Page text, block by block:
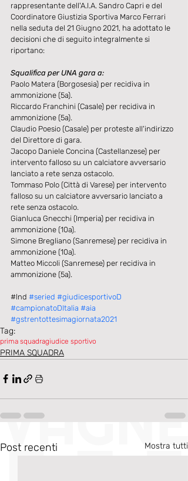
rappresentante dell'A.I.A. Sandro Capri e del
Coordinatore Giustizia Sportiva Marco Ferrari
nella seduta del 21 Giugno 2021, ha adottato le
decisioni che di seguito integralmente si
riportano:​​​​​​
Squalifica per UNA gara a:
Paolo Matera (Borgosesia) per recidiva in
ammonizione (5a).
Riccardo Franchini (Casale) per recidiva in
ammonizione (5a).
Claudio Poesio (Casale) per proteste all'indirizzo
del Direttore di gara.
Jacopo Daniele Concina (Castellanzese) per
intervento falloso su un calciatore avversario
lanciato a rete senza ostacolo.
Tommaso Polo (Città di Varese) per intervento
falloso su un calciatore avversario lanciato a
rete senza ostacolo.
Gianluca Gnecchi (Imperia) per recidiva in
ammonizione (10a).
Simone Bregliano (Sanremese) per recidiva in
ammonizione (10a).
Matteo Miccoli (Sanremese) per recidiva in
ammonizione (5a).
​#lnd #seried #giudicesportivoD
#campionatoDItalia #aia
#gstrentottesimagiornata2021
Tag:
prima squadragiudice sportivo
PRIMA SQUADRA
Post recenti Mostra tutti